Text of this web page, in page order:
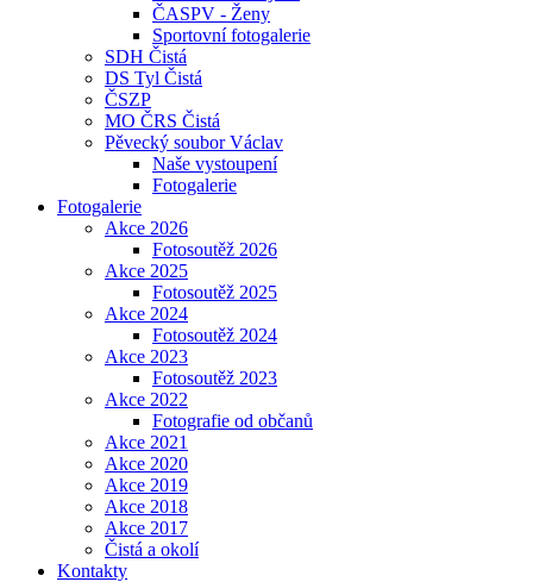
ČASPV - Ženy
Sportovní fotogalerie
SDH Čistá
DS Tyl Čistá
ČSZP
MO ČRS Čistá
Pěvecký soubor Václav
Naše vystoupení
Fotogalerie
Fotogalerie
Akce 2026
Fotosoutěž 2026
Akce 2025
Fotosoutěž 2025
Akce 2024
Fotosoutěž 2024
Akce 2023
Fotosoutěž 2023
Akce 2022
Fotografie od občanů
Akce 2021
Akce 2020
Akce 2019
Akce 2018
Akce 2017
Čistá a okolí
Kontakty